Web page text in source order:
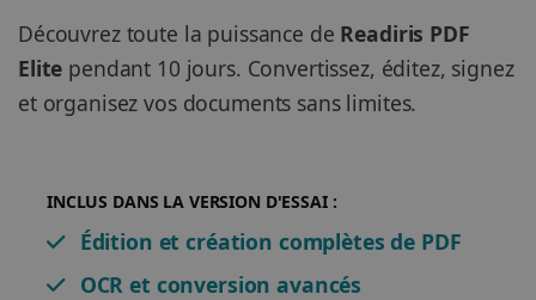
Découvrez toute la puissance de Readiris PDF
Elite pendant 10 jours. Convertissez, éditez, signez
et organisez vos documents sans limites.
INCLUS DANS LA VERSION D'ESSAI :
Édition et création complètes de PDF
OCR et conversion avancés